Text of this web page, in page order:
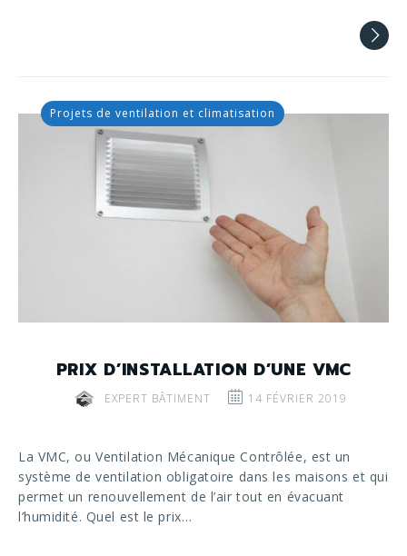
PRIX D’INSTALLATION D’UNE VMC
EXPERT BÂTIMENT 14 FÉVRIER 2019
Projets de ventilation et climatisation
La VMC, ou Ventilation Mécanique Contrôlée, est un
système de ventilation obligatoire dans les maisons et qui
permet un renouvellement de l’air tout en évacuant
l’humidité. Quel est le prix…